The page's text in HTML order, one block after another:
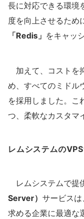
長に対応できる環境
度を向上させるため
「Redis」 をキャッ
加えて、コストを
め、すべてのミドル
を採用しました。こ
つ、柔軟なカスタマ
レムシステムの
レムシステムで提
Server） サービス
求める企業に最適な